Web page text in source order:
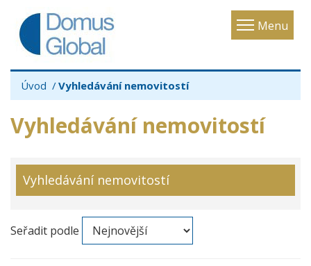
Menu
Toggle
Úvod Vyhledávání nemovitostí
Vyhledávání nemovitostí
Vyhledávání nemovitostí
Seřadit podle